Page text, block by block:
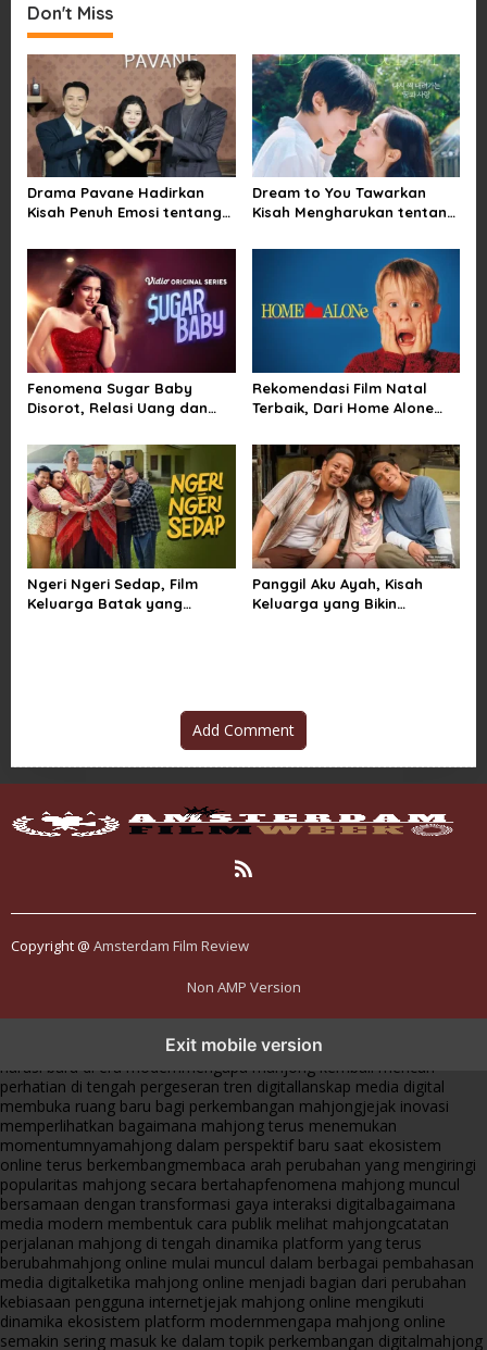
n
a
v
i
g
a
t
o
n
Don't Miss
Drama Pavane Hadirkan
Kisah Penuh Emosi tentang
Kesempatan Memulai
Kembali
Dream to You Tawarkan
Kisah Mengharukan tentang
yang Sempat Tertunda
Fenomena Sugar Baby
Disorot, Relasi Uang dan
Rekomendasi Film Natal
Terbaik, Dari Home Alone
Ngeri Ngeri Sedap, Film
Keluarga Batak yang
Panggil Aku Ayah, Kisah
Keluarga yang Bikin
Add Comment
Copyright @ Amsterdam Film Review
Non AMP Version
Exit mobile version
dari komunitas hingga platform mahjong membangun
narasi baru di era modernmengapa mahjong kembali mencuri
perhatian di tengah pergeseran tren digitallanskap media digital
membuka ruang baru bagi perkembangan mahjongjejak inovasi
memperlihatkan bagaimana mahjong terus menemukan
momentumnyamahjong dalam perspektif baru saat ekosistem
online terus berkembangmembaca arah perubahan yang mengiringi
popularitas mahjong secara bertahapfenomena mahjong muncul
bersamaan dengan transformasi gaya interaksi digitalbagaimana
media modern membentuk cara publik melihat mahjongcatatan
perjalanan mahjong di tengah dinamika platform yang terus
berubahmahjong online mulai muncul dalam berbagai pembahasan
media digitalketika mahjong online menjadi bagian dari perubahan
kebiasaan pengguna internetjejak mahjong online mengikuti
dinamika ekosistem platform modernmengapa mahjong online
semakin sering masuk ke dalam topik perkembangan digitalmahjong